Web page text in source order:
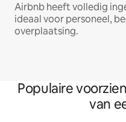
Airbnb heeft volledig
ideaal voor personeel,
overplaatsing.
Populaire
van